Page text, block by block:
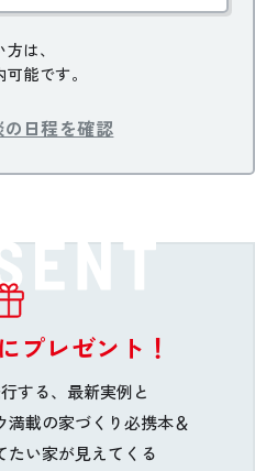
は、
能です。
日程を確認
プレゼント！
する、最新実例と
載の家づくり必携本＆
たい家が見えてくる